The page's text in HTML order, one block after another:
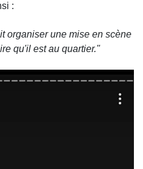
:
organiser une mise en scène
qu'il est au quartier."